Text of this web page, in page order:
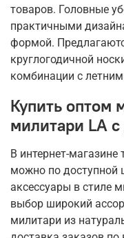
товаров. Головные
практичными
формой.
круглогодичной
комбинации с
Купить оптом
милитари LA
В интернет-
можно по доступной
аксессуары в стиле
выбор широкий
милитари из